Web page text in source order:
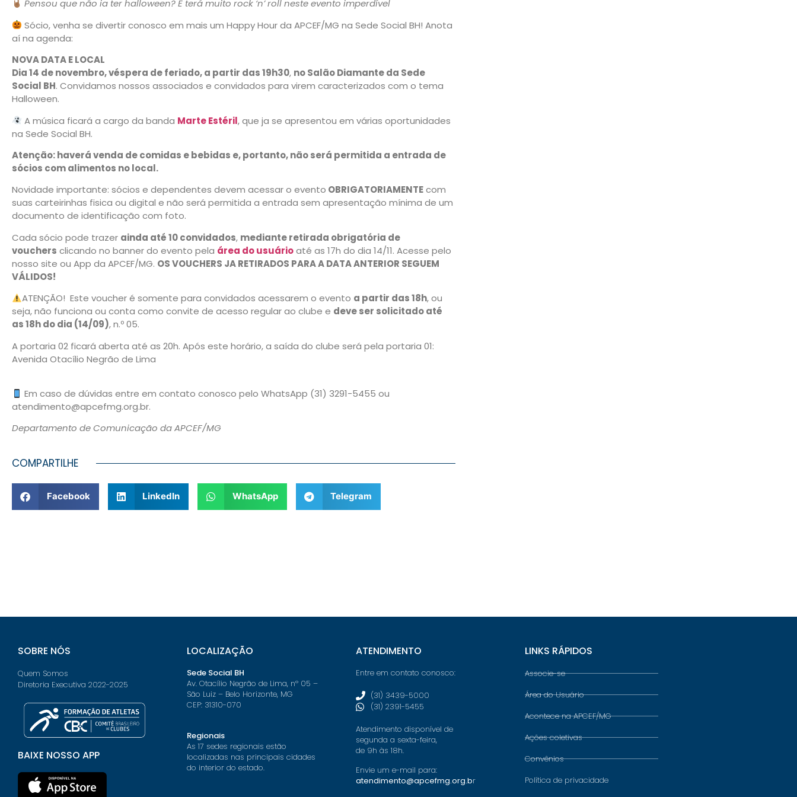
Pensou que não ia ter halloween? E terá muito rock ‘n’ roll neste evento imperdível
Sócio, venha se divertir conosco em mais um Happy Hour da APCEF/MG na Sede Social BH! Anota
aí na agenda:
NOVA DATA E LOCAL
Dia 14 de novembro, véspera de feriado, a partir das 19h30, no Salão Diamante da Sede
Social BH. Convidamos nossos associados e convidados para virem caracterizados com o tema
Halloween.
A música ficará a cargo da banda Marte Estéril, que ja se apresentou em várias oportunidades
na Sede Social BH.
Atenção: haverá venda de comidas e bebidas e, portanto, não será permitida a entrada de
sócios com alimentos no local.
Novidade importante: sócios e dependentes devem acessar o evento OBRIGATORIAMENTEcom
suas carteirinhas fisica ou digital e não será permitida a entrada sem apresentação mínima de um
documento de identificação com foto.
Cada sócio pode trazer ainda até 10 convidados, mediante retirada obrigatória de
vouchers clicando no banner do evento pela área do usuárioaté as 17h do dia 14/11. Acesse pelo
nosso site ou App da APCEF/MG. OS VOUCHERS JA RETIRADOS PARA A DATA ANTERIOR SEGUEM
VÁLIDOS!
ATENÇÃO! Este voucher é somente para convidados acessarem o evento a partir das 18h, ou
seja, não funciona ou conta como convite de acesso regular ao clube e deve ser solicitado até
as 18h do dia (14/09), n.º 05.
A portaria 02 ficará aberta até as 20h. Após este horário, a saída do clube será pela portaria 01:
Avenida Otacílio Negrão de Lima
Em caso de dúvidas entre em contato conosco pelo WhatsApp (31) 3291-5455 ou
atendimento@apcefmg.org.br.
Departamento de Comunicação da APCEF/MG
COMPARTILHE
Facebook LinkedIn WhatsApp Telegram
SOBRE NÓS
Quem Somos
Diretoria Executiva 2022-2025
BAIXE NOSSO APP
LOCALIZAÇÃO
Sede Social BH
Av. Otacílio Negrão de Lima, nº 05 –
São Luiz – Belo Horizonte, MG
CEP: 31310-070
Regionais
As 17 sedes regionais estão
localizadas nas principais cidades
do interior do estado.
ATENDIMENTO
Entre em contato conosco:
(31) 3439-5000
(31) 2391-5455
Atendimento disponível de
segunda a sexta-feira,
de 9h às 18h.
Envie um e-mail para:
atendimento@apcefmg.org.br
LINKS RÁPIDOS
Associe-se
Área do Usuário
Acontece na APCEF/MG
Ações coletivas
Convênios
Política de privacidade